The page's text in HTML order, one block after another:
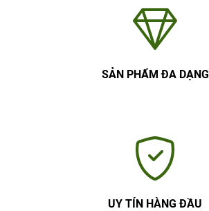
SẢN PHẨM ĐA DẠNG
UY TÍN HÀNG ĐẦU